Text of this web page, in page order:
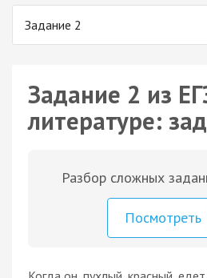
Задание 2
Задание 2 из
литературе:
Разбор сложных
Посмотреть